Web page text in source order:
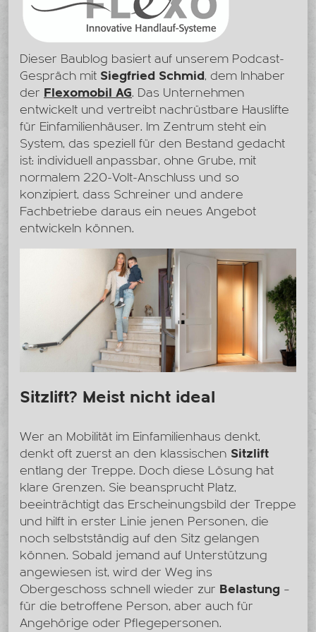
Dieser Baublog basiert auf unserem Podcast-
Gespräch mit Siegfried Schmid, dem Inhaber
der Flexomobil AG. Das Unternehmen
entwickelt und vertreibt nachrüstbare Hauslifte
für Einfamilienhäuser. Im Zentrum steht ein
System, das speziell für den Bestand gedacht
ist: individuell anpassbar, ohne Grube, mit
normalem 220-Volt-Anschluss und so
konzipiert, dass Schreiner und andere
Fachbetriebe daraus ein neues Angebot
entwickeln können.
Sitzlift? Meist nicht ideal
Wer an Mobilität im Einfamilienhaus denkt,
denkt oft zuerst an den klassischen Sitzlift
entlang der Treppe. Doch diese Lösung hat
klare Grenzen. Sie beansprucht Platz,
beeinträchtigt das Erscheinungsbild der Treppe
und hilft in erster Linie jenen Personen, die
noch selbstständig auf den Sitz gelangen
können. Sobald jemand auf Unterstützung
angewiesen ist, wird der Weg ins
Obergeschoss schnell wieder zur Belastung –
für die betroffene Person, aber auch für
Angehörige oder Pflegepersonen.